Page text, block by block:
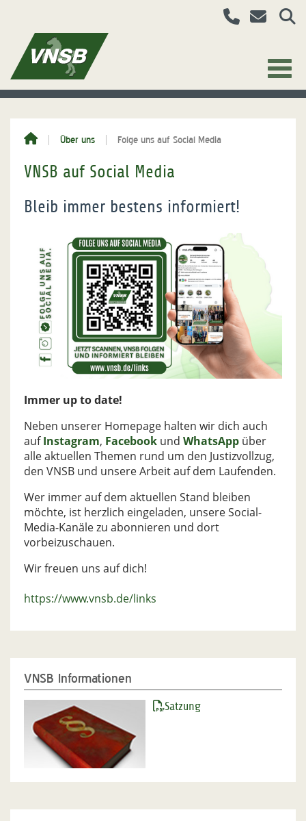
Über uns Folge uns auf Social Media
VNSB auf Social Media
Bleib immer bestens informiert!
Immer up to date!
Neben unserer Homepage halten wir dich auch
aufInstagram, Facebook und WhatsApp über
alle aktuellen Themen rund um den Justizvollzug,
den VNSB und unsere Arbeit auf dem Laufenden.
Wer immer auf dem aktuellen Stand bleiben
möchte, ist herzlich eingeladen, unsere Social-
Media-Kanäle zu abonnieren und dort
vorbeizuschauen.
Wir freuen uns auf dich!
https://www.vnsb.de/links
VNSB Informationen
Satzung